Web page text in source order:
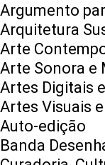
Argumento
Arquitetura
Arte
Arte Sonora e
Artes Digitais
Artes Visuais
Auto-edição
Banda